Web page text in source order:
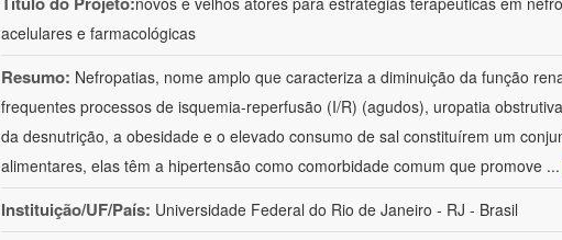
acelulares e farmacológicas
Resumo: Nefropatias, nome amplo que caracteriza a diminuição da função
frequentes processos de isquemia-reperfusão (I/R) (agudos), uropatia
da desnutrição, a obesidade e o elevado consumo de sal constituírem um
alimentares, elas têm a hipertensão como comorbidade comum que promove ...
Instituição/UF/País: Universidade Federal do Rio de Janeiro - RJ - Brasil